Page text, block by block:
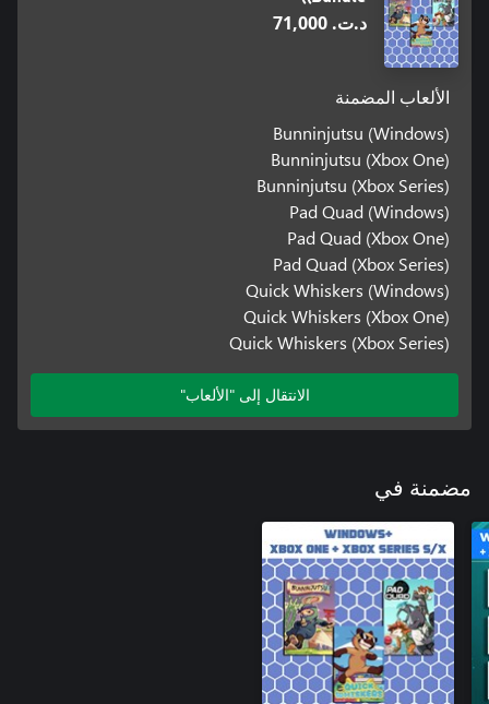
د.ت.‏ 71,000
الألعاب المضمنة
Bunninjutsu (Windows)
Bunninjutsu (Xbox One)
Bunninjutsu (Xbox Series)
Pad Quad (Windows)
Pad Quad (Xbox One)
Pad Quad (Xbox Series)
Quick Whiskers (Windows)
Quick Whiskers (Xbox One)
Quick Whiskers (Xbox Series)
الانتقال إلى "الألعاب"
مضمنة في